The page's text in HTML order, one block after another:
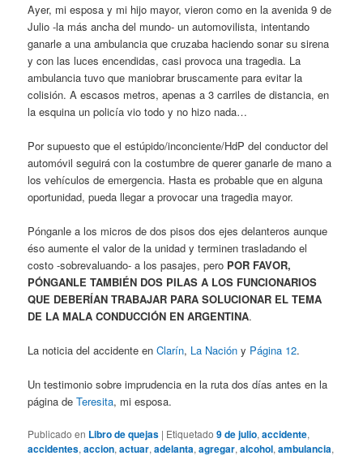
Ayer, mi esposa y mi hijo mayor, vieron como en la avenida 9 de
Julio -la más ancha del mundo- un automovilista, intentando
ganarle a una ambulancia que cruzaba haciendo sonar su sirena
y con las luces encendidas, casi provoca una tragedia. La
ambulancia tuvo que maniobrar bruscamente para evitar la
colisión. A escasos metros, apenas a 3 carriles de distancia, en
la esquina un policía vio todo y no hizo nada…
Por supuesto que el estúpido/inconciente/HdP del conductor del
automóvil seguirá con la costumbre de querer ganarle de mano a
los vehículos de emergencia. Hasta es probable que en alguna
oportunidad, pueda llegar a provocar una tragedia mayor.
Pónganle a los micros de dos pisos dos ejes delanteros aunque
éso aumente el valor de la unidad y terminen trasladando el
costo -sobrevaluando- a los pasajes, pero POR FAVOR,
PÓNGANLE TAMBIÉN DOS PILAS A LOS FUNCIONARIOS
QUE DEBERÍAN TRABAJAR PARA SOLUCIONAR EL TEMA
DE LA MALA CONDUCCIÓN EN ARGENTINA.
La noticia del accidente enClarín, La Nación y Página 12.
Un testimonio sobre imprudencia en la ruta dos días antes en la
página deTeresita, mi esposa.
Publicado en Libro de quejas | Etiquetado 9 de julio,accidente,
accidentes,accion,actuar,adelanta,agregar,alcohol,ambulancia,